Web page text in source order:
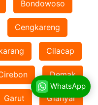
Bondowoso
Cengkareng
Cilacap
Demak
Garut Gianyar
WhatsApp